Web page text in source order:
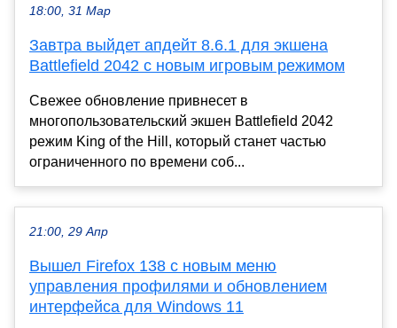
18:00, 31 Мар
Завтра выйдет апдейт 8.6.1 для экшена
Battlefield 2042 с новым игровым режимом
Свежее обновление привнесет в
многопользовательский экшен Battlefield 2042
режим King of the Hill, который станет частью
ограниченного по времени соб...
21:00, 29 Апр
Вышел Firefox 138 с новым меню
управления профилями и обновлением
интерфейса для Windows 11